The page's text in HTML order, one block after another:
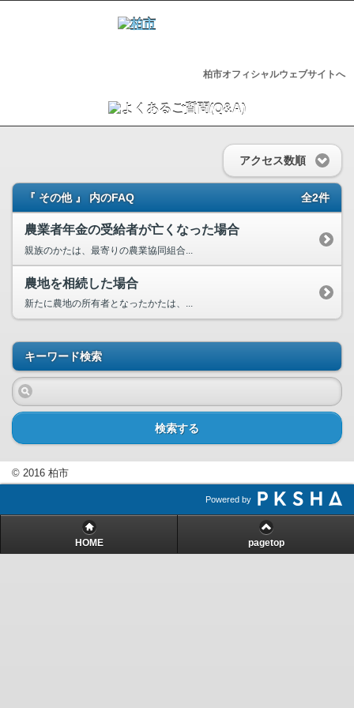
柏市オフィシャルウェブサイトへ
アクセス数順
『 その他 』 内のFAQ 全2件
農業者年金の受給者が亡くなった場合
親族のかたは、最寄りの農業協同組合...
農地を相続した場合
新たに農地の所有者となったかたは、...
キーワード検索
検索する
© 2016 柏市
Powered by
HOME pagetop